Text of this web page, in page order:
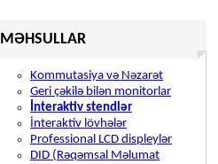
MƏHSULLAR
Kommutasiya və Nəzarət
Geri çəkilə bilən monitorlar
İnteraktiv stendlər
İnteraktiv lövhələr
Professional LCD displeylər
DID (Rəqəmsal Məlumat